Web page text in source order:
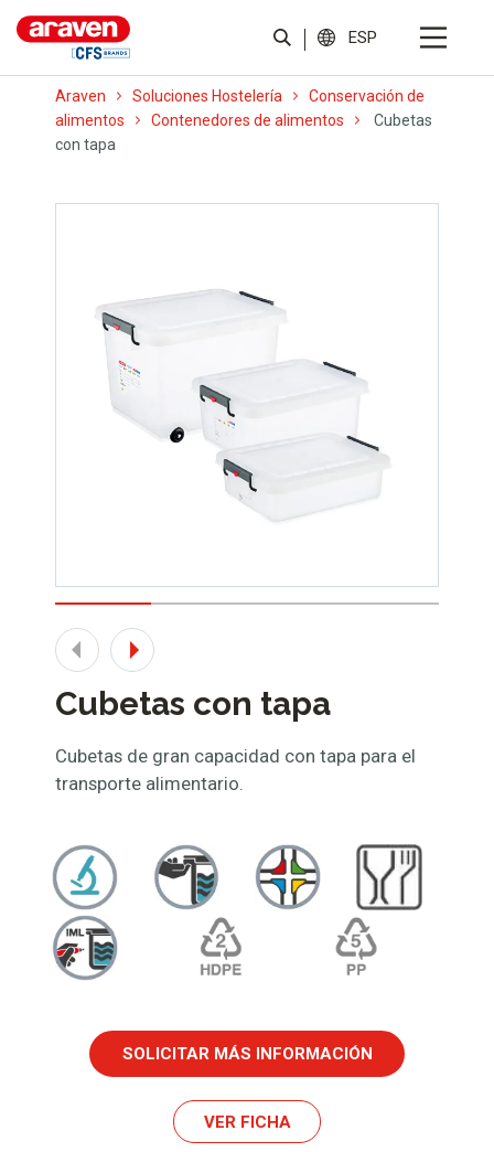
ESP
Araven Soluciones Hostelería
Conservación de
alimentos
Contenedores de alimentos
Cubetas
con tapa
Cubetas con tapa
Cubetas de gran capacidad con tapa para el
transporte alimentario.
SOLICITAR MÁS INFORMACIÓN
VER FICHA